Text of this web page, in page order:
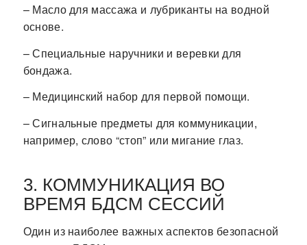
– Масло для массажа и лубриканты на водной
основе.
– Специальные наручники и веревки для
бондажа.
– Медицинский набор для первой помощи.
– Сигнальные предметы для коммуникации,
например, слово “стоп” или мигание глаз.
3. КОММУНИКАЦИЯ ВО
ВРЕМЯ БДСМ СЕССИЙ
Один из наиболее важных аспектов безопасной